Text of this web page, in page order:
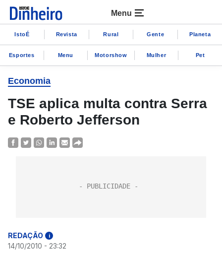
Menu
IstoÉ Revista Rural Gente Planeta
Esportes Menu Motorshow Mulher Pet
Economia
TSE aplica multa contra Serra
e Roberto Jefferson
REDAÇÃO i
14/10/2010 - 23:32